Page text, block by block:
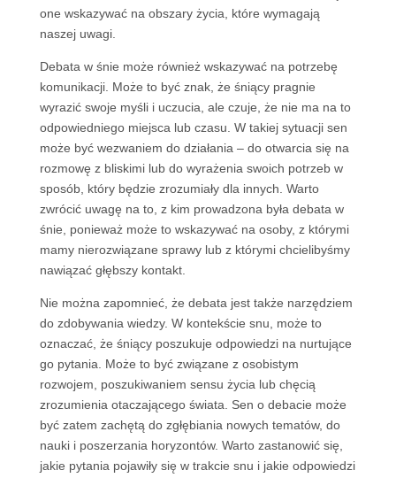
one wskazywać na obszary życia, które wymagają
naszej uwagi.
Debata w śnie może również wskazywać na potrzebę
komunikacji. Może to być znak, że śniący pragnie
wyrazić swoje myśli i uczucia, ale czuje, że nie ma na to
odpowiedniego miejsca lub czasu. W takiej sytuacji sen
może być wezwaniem do działania – do otwarcia się na
rozmowę z bliskimi lub do wyrażenia swoich potrzeb w
sposób, który będzie zrozumiały dla innych. Warto
zwrócić uwagę na to, z kim prowadzona była debata w
śnie, ponieważ może to wskazywać na osoby, z którymi
mamy nierozwiązane sprawy lub z którymi chcielibyśmy
nawiązać głębszy kontakt.
Nie można zapomnieć, że debata jest także narzędziem
do zdobywania wiedzy. W kontekście snu, może to
oznaczać, że śniący poszukuje odpowiedzi na nurtujące
go pytania. Może to być związane z osobistym
rozwojem, poszukiwaniem sensu życia lub chęcią
zrozumienia otaczającego świata. Sen o debacie może
być zatem zachętą do zgłębiania nowych tematów, do
nauki i poszerzania horyzontów. Warto zastanowić się,
jakie pytania pojawiły się w trakcie snu i jakie odpowiedzi